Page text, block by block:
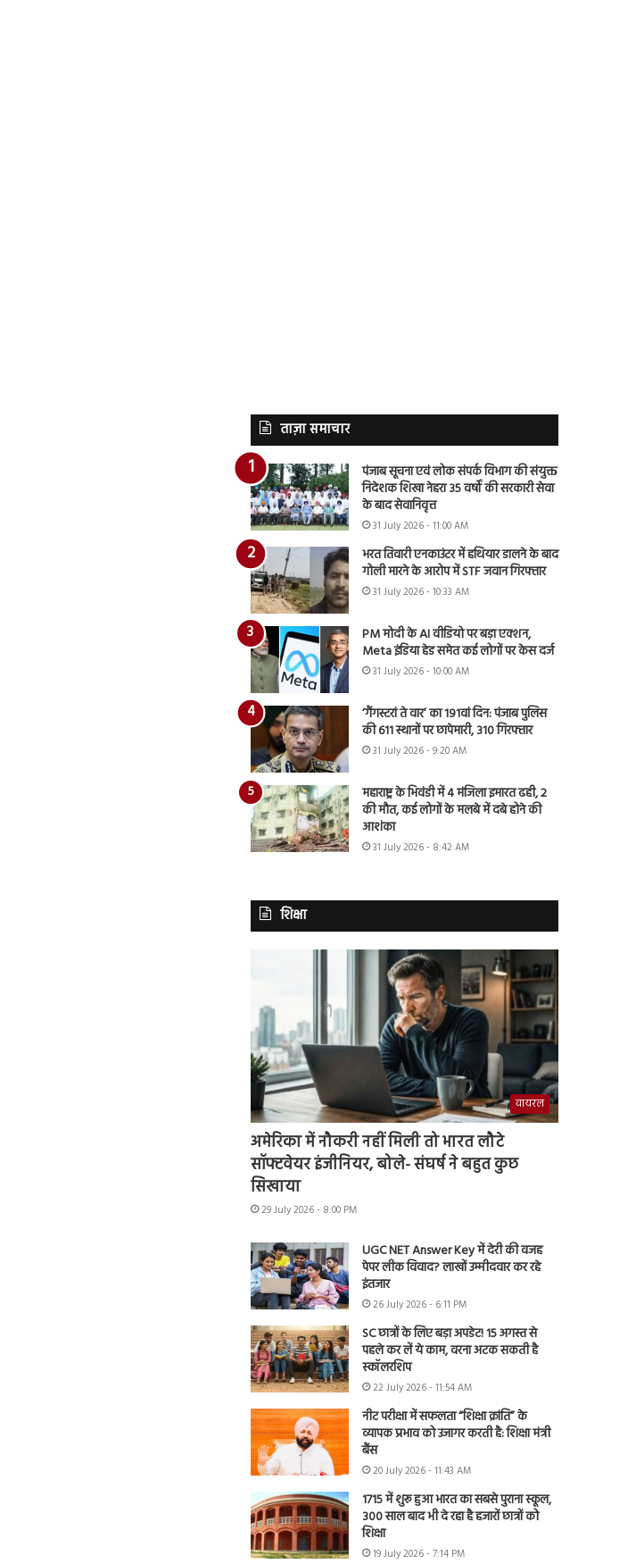
ताज़ा समाचार
पंजाब सूचना एवं लोक संपर्क विभाग की संयुक्त
निदेशक शिखा नेहरा 35 वर्षों की सरकारी सेवा
के बाद सेवानिवृत्त
31 July 2026 - 11:00 AM
भरत तिवारी एनकाउंटर में हथियार डालने के बाद
गोली मारने के आरोप में STF जवान गिरफ्तार
31 July 2026 - 10:33 AM
PM मोदी के AI वीडियो पर बड़ा एक्शन,
Meta इंडिया हेड समेत कई लोगों पर केस दर्ज
31 July 2026 - 10:00 AM
‘गैंगस्टरां ते वार’ का 191वां दिन: पंजाब पुलिस
की 611 स्थानों पर छापेमारी, 310 गिरफ्तार
31 July 2026 - 9:20 AM
महाराष्ट्र के भिवंडी में 4 मंजिला इमारत ढही, 2
की मौत, कई लोगों के मलबे में दबे होने की
आशंका
31 July 2026 - 8:42 AM
शिक्षा
वायरल
अमेरिका में नौकरी नहीं मिली तो भारत लौटे
सॉफ्टवेयर इंजीनियर, बोले- संघर्ष ने बहुत कुछ
सिखाया
29 July 2026 - 8:00 PM
UGC NET Answer Key में देरी की वजह
पेपर लीक विवाद? लाखों उम्मीदवार कर रहे
इंतजार
26 July 2026 - 6:11 PM
SC छात्रों के लिए बड़ा अपडेट! 15 अगस्त से
पहले कर लें ये काम, वरना अटक सकती है
स्कॉलरशिप
22 July 2026 - 11:54 AM
नीट परीक्षा में सफलता “शिक्षा क्रांति” के
व्यापक प्रभाव को उजागर करती है: शिक्षा मंत्री
बैंस
20 July 2026 - 11:43 AM
1715 में शुरू हुआ भारत का सबसे पुराना स्कूल,
300 साल बाद भी दे रहा है हजारों छात्रों को
शिक्षा
19 July 2026 - 7:14 PM